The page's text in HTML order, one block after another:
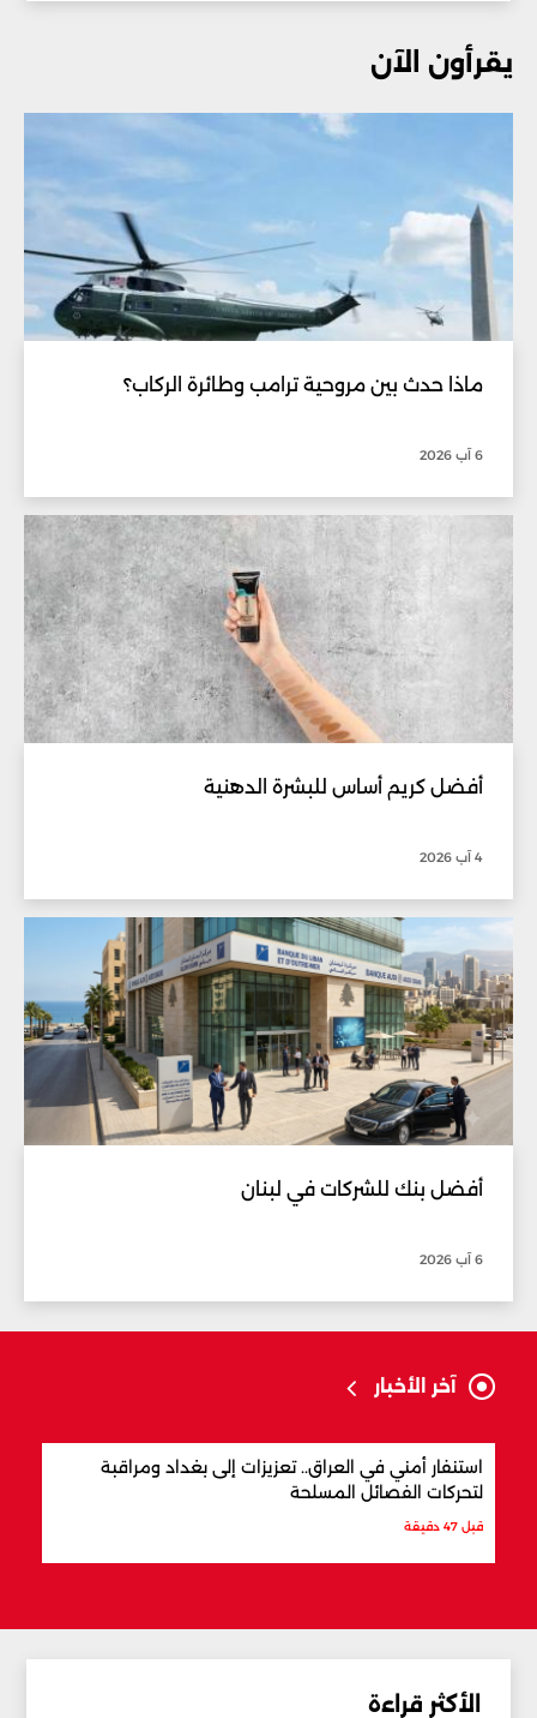
يقرأون الآن
ماذا حدث بين مروحية ترامب وطائرة الركاب؟
6 آب 2026
أفضل كريم أساس للبشرة الدهنية
4 آب 2026
أفضل بنك للشركات في لبنان
6 آب 2026
آخر الأخبار
استنفار أمني في العراق.. تعزيزات إلى بغداد ومراقبة
لتحركات الفصائل المسلحة
قبل 47 دقيقة
الأكثر قراءة